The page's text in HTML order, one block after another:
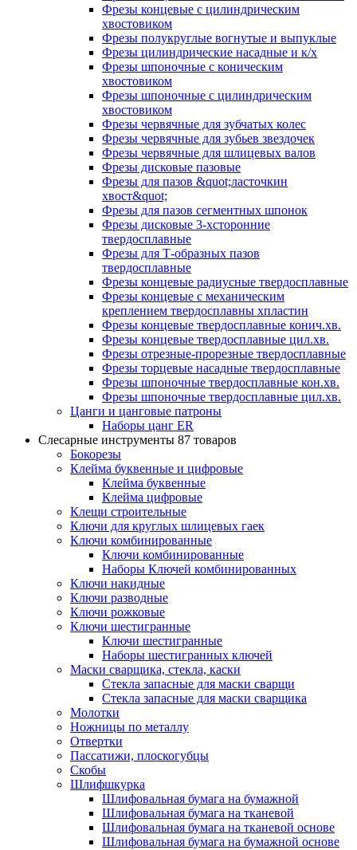
Фрезы концевые с цилиндрическим
хвостовиком
Фрезы полукруглые вогнутые и выпуклые
Фрезы цилиндрические насадные и к/х
Фрезы шпоночные с коническим
хвостовиком
Фрезы шпоночные с цилиндрическим
хвостовиком
Фрезы червячные для зубчатых колес
Фрезы червячные для зубьев звездочек
Фрезы червячные для шлицевых валов
Фрезы дисковые пазовые
Фрезы для пазов &quot;ласточкин
хвост&quot;
Фрезы для пазов сегментных шпонок
Фрезы дисковые 3-хсторонние
твердосплавные
Фрезы для Т-образных пазов
твердосплавные
Фрезы концевые радиусные твердосплавные
Фрезы концевые с механическим
креплением твердосплавны хпластин
Фрезы концевые твердосплавные конич.хв.
Фрезы концевые твердосплавные цил.хв.
Фрезы отрезные-прорезные твердосплавные
Фрезы торцевые насадные твердосплавные
Фрезы шпоночные твердосплавные кон.хв.
Фрезы шпоночные твердосплавные цил.хв.
Цанги и цанговые патроны
Наборы цанг ER
Слесарные инструменты 87 товаров
Бокорезы
Клейма буквенные и цифровые
Клейма буквенные
Клейма цифровые
Клещи строительные
Ключи для круглых шлицевых гаек
Ключи комбинированные
Ключи комбинированные
Наборы Ключей комбинированных
Ключи накидные
Ключи разводные
Ключи рожковые
Ключи шестигранные
Ключи шестигранные
Наборы шестигранных ключей
Маски сварщика, стекла, каски
Стекла запасные для маски сварщи
Стекла запасные для маски сварщика
Молотки
Ножницы по металлу
Отвертки
Пассатижи, плоскогубцы
Скобы
Шлифшкурка
Шлифовальная бумага на бумажной
Шлифовальная бумага на тканевой
Шлифовальная бумага на тканевой основе
Шлифовальная бумага на бумажной основе